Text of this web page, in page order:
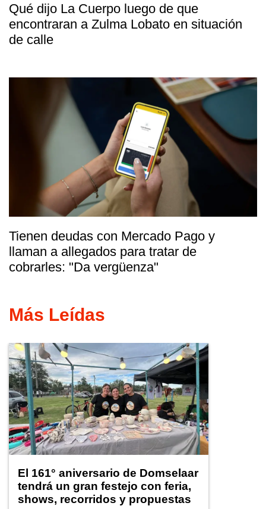
Qué dijo La Cuerpo luego de que
encontraran a Zulma Lobato en situación
de calle
Tienen deudas con Mercado Pago y
llaman a allegados para tratar de
cobrarles: "Da vergüenza"
Más Leídas
El 161° aniversario de Domselaar
tendrá un gran festejo con feria,
shows, recorridos y propuestas